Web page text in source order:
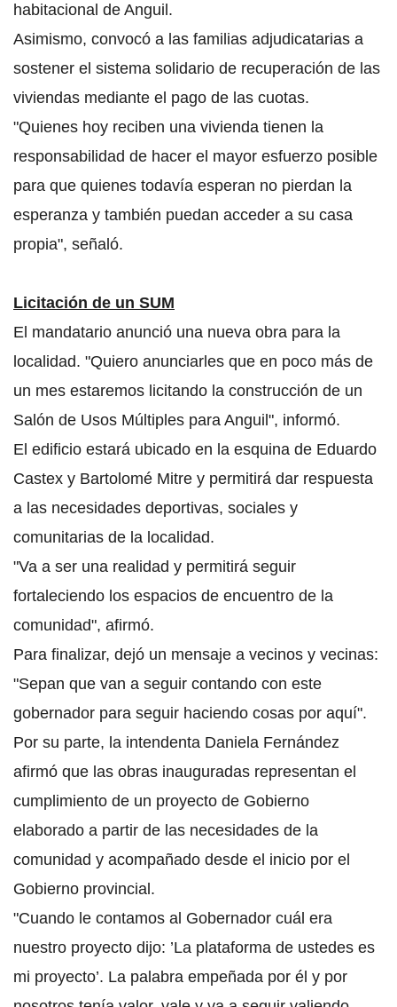
habitacional de Anguil.
Asimismo, convocó a las familias adjudicatarias a
sostener el sistema solidario de recuperación de las
viviendas mediante el pago de las cuotas.
"Quienes hoy reciben una vivienda tienen la
responsabilidad de hacer el mayor esfuerzo posible
para que quienes todavía esperan no pierdan la
esperanza y también puedan acceder a su casa
propia", señaló.
Licitación de un SUM
El mandatario anunció una nueva obra para la
localidad. "Quiero anunciarles que en poco más de
un mes estaremos licitando la construcción de un
Salón de Usos Múltiples para Anguil", informó.
El edificio estará ubicado en la esquina de Eduardo
Castex y Bartolomé Mitre y permitirá dar respuesta
a las necesidades deportivas, sociales y
comunitarias de la localidad.
"Va a ser una realidad y permitirá seguir
fortaleciendo los espacios de encuentro de la
comunidad", afirmó.
Para finalizar, dejó un mensaje a vecinos y vecinas:
"Sepan que van a seguir contando con este
gobernador para seguir haciendo cosas por aquí".
Por su parte, la intendenta Daniela Fernández
afirmó que las obras inauguradas representan el
cumplimiento de un proyecto de Gobierno
elaborado a partir de las necesidades de la
comunidad y acompañado desde el inicio por el
Gobierno provincial.
"Cuando le contamos al Gobernador cuál era
nuestro proyecto dijo: ’La plataforma de ustedes es
mi proyecto’. La palabra empeñada por él y por